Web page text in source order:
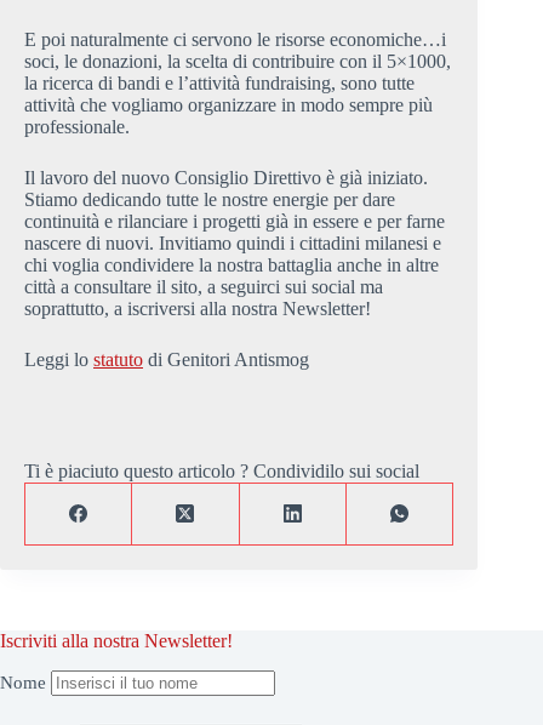
E poi naturalmente ci servono le risorse economiche…i
soci, le donazioni, la scelta di contribuire con il 5×1000,
la ricerca di bandi e l’attività fundraising, sono tutte
attività che vogliamo organizzare in modo sempre più
professionale.
Il lavoro del nuovo Consiglio Direttivo è già iniziato.
Stiamo dedicando tutte le nostre energie per dare
continuità e rilanciare i progetti già in essere e per farne
nascere di nuovi. Invitiamo quindi i cittadini milanesi e
chi voglia condividere la nostra battaglia anche in altre
città a consultare il sito, a seguirci sui social ma
soprattutto, a iscriversi alla nostra Newsletter!
Leggi lo statuto di Genitori Antismog
Ti è piaciuto questo articolo ? Condividilo sui social
Iscriviti alla nostra Newsletter!
Nome